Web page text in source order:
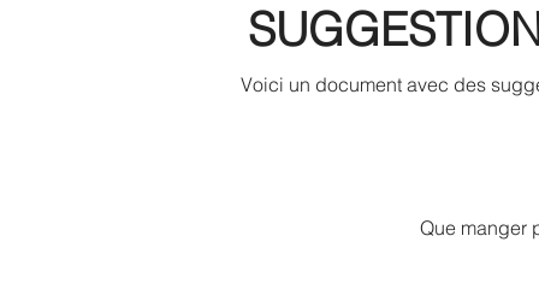
Voici un document avec des
Que manger